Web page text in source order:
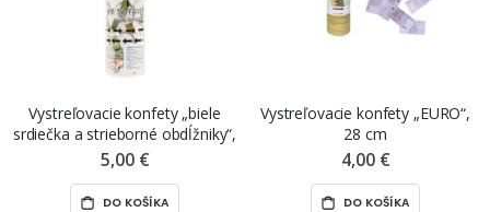
Vystreľovacie konfety „biele
srdiečka a strieborné obdĺžniky“,
30 cm
5,00 €
DO KOŠÍKA
Vystreľovacie konfety „EURO“,
28 cm
4,00 €
DO KOŠÍKA